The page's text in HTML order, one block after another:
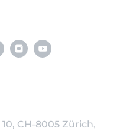
CH-8005 Zürich,